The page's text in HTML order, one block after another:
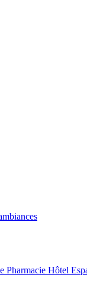
Pharmacie Hôtel